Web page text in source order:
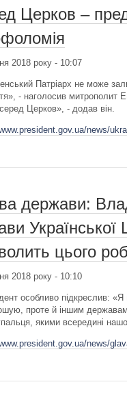
Церков –
2018 року - 10:07
Патріарх не може
- наголосив митрополит
Церков», - додав він.
news/
держави:
цього
2018 року - 10:10
особливо підкреслив:
проте й іншим
якими всередині
news/